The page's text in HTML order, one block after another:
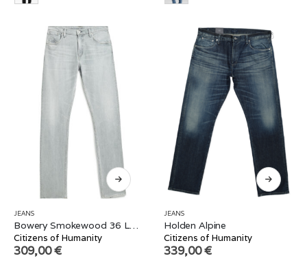
JEANS
Bowery Smokewood 36 Länge
Citizens of Humanity
309,00€
JEANS
Holden Alpine
Citizens of Humanity
339,00€